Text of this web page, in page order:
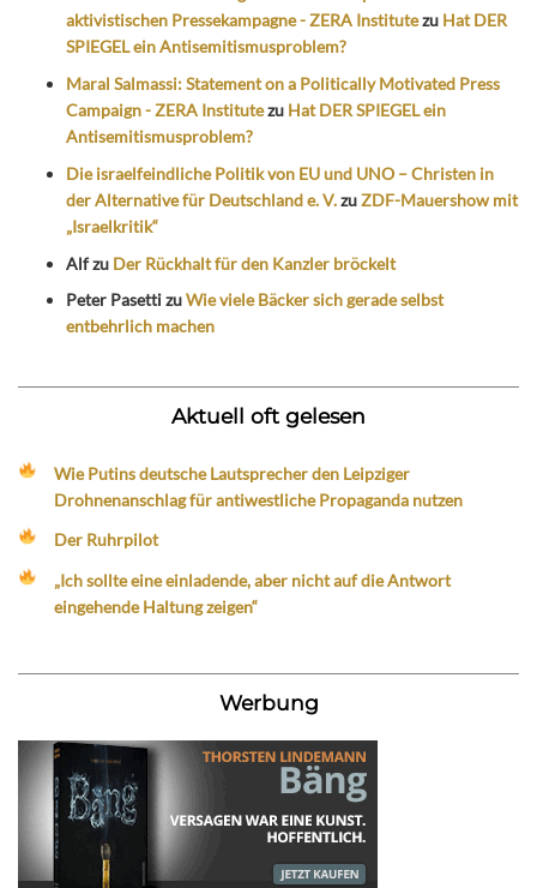
aktivistischen Pressekampagne - ZERA Institutezu Hat DER
SPIEGEL ein Antisemitismusproblem?
Maral Salmassi: Statement on a Politically Motivated Press
Campaign - ZERA Institutezu Hat DER SPIEGEL ein
Antisemitismusproblem?
Die israelfeindliche Politik von EU und UNO – Christen in
der Alternative für Deutschland e. V.zuZDF-Mauershow mit
„Israelkritik“
Alfzu Der Rückhalt für den Kanzler bröckelt
Peter PasettizuWie viele Bäcker sich gerade selbst
entbehrlich machen
Aktuell oft gelesen
Wie Putins deutsche Lautsprecher den Leipziger
Drohnenanschlag für antiwestliche Propaganda nutzen
Der Ruhrpilot
„Ich sollte eine einladende, aber nicht auf die Antwort
eingehende Haltung zeigen“
Werbung